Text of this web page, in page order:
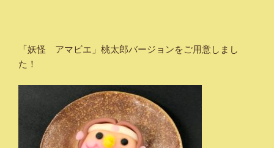
「妖怪 アマビエ」桃太郎バージョンをご用意しまし
た！